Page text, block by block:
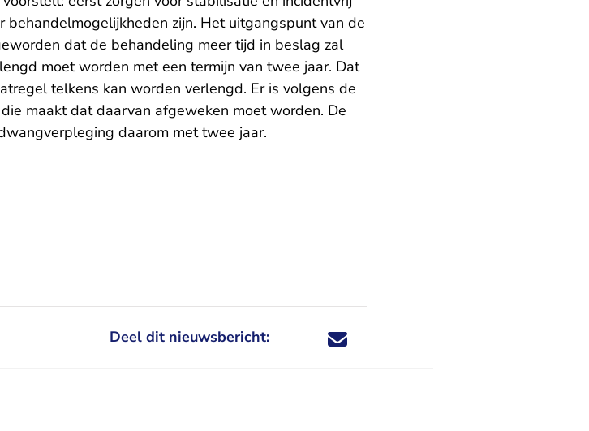
zijn. Het uitgangspunt van de
dat de behandeling meer tijd in beslag zal
moet worden met een termijn van twee jaar. Dat
telkens kan worden verlengd. Er is volgens de
maakt dat daarvan afgeweken moet worden. De
daarom met twee jaar.
Rechtspraak.nl
Deel dit nieuwsbericht: Deel dit nieuwsbericht via X - U verlaat
Deel dit nieuwsbericht via Facebook - U
Deel dit nieuwsbericht via e-mail
Deel dit nieuwsbericht via LinkedIn - U